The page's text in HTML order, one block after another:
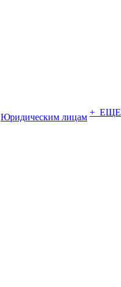
Юридическим лицам + ЕЩЕ